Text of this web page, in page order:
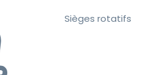
Sièges rotatifs